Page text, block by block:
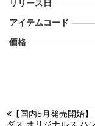
リリース日
アイテムコード
価格
【国内5月発売開始